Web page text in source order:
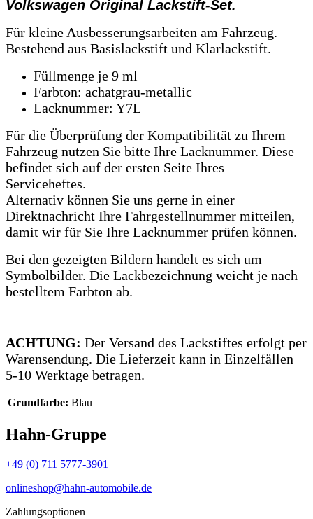
Volkswagen Original Lackstift-Set.
Für kleine Ausbesserungsarbeiten am Fahrzeug.
Bestehend aus Basislackstift und Klarlackstift.
Füllmenge je 9 ml
Farbton: achatgrau-metallic
Lacknummer: Y7L
Für die Überprüfung der Kompatibilität zu Ihrem
Fahrzeug nutzen Sie bitte Ihre Lacknummer. Diese
befindet sich auf der ersten Seite Ihres
Serviceheftes.
Alternativ können Sie uns gerne in einer
Direktnachricht Ihre Fahrgestellnummer mitteilen,
damit wir für Sie Ihre Lacknummer prüfen können.
Bei den gezeigten Bildern handelt es sich um
Symbolbilder. Die Lackbezeichnung weicht je nach
bestelltem Farbton ab.
ACHTUNG: Der Versand des Lackstiftes erfolgt per
Warensendung. Die Lieferzeit kann in Einzelfällen
5-10 Werktage betragen.
Grundfarbe: Blau
Hahn-Gruppe
+49 (0) 711 5777-3901
onlineshop@hahn-automobile.de
Zahlungsoptionen